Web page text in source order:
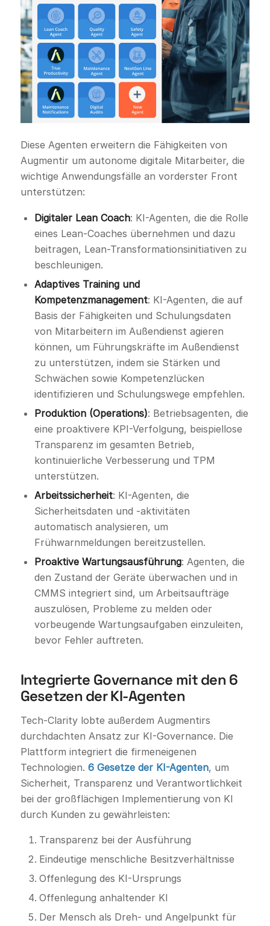
Diese Agenten erweitern die Fähigkeiten von
Augmentir um autonome digitale Mitarbeiter, die
wichtige Anwendungsfälle an vorderster Front
unterstützen:
Digitaler Lean Coach: KI-Agenten, die die Rolle
eines Lean-Coaches übernehmen und dazu
beitragen, Lean-Transformationsinitiativen zu
beschleunigen.
Adaptives Training und
Kompetenzmanagement: KI-Agenten, die auf
Basis der Fähigkeiten und Schulungsdaten
von Mitarbeitern im Außendienst agieren
können, um Führungskräfte im Außendienst
zu unterstützen, indem sie Stärken und
Schwächen sowie Kompetenzlücken
identifizieren und Schulungswege empfehlen.
Produktion (Operations): Betriebsagenten, die
eine proaktivere KPI-Verfolgung, beispiellose
Transparenz im gesamten Betrieb,
kontinuierliche Verbesserung und TPM
unterstützen.
Arbeitssicherheit: KI-Agenten, die
Sicherheitsdaten und -aktivitäten
automatisch analysieren, um
Frühwarnmeldungen bereitzustellen.
Proaktive Wartungsausführung: Agenten, die
den Zustand der Geräte überwachen und in
CMMS integriert sind, um Arbeitsaufträge
auszulösen, Probleme zu melden oder
vorbeugende Wartungsaufgaben einzuleiten,
bevor Fehler auftreten.
Integrierte Governance mit den 6
Gesetzen der KI-Agenten
Tech-Clarity lobte außerdem Augmentirs
durchdachten Ansatz zur KI-Governance. Die
Plattform integriert die firmeneigenen
Technologien. 6 Gesetze der KI-Agenten, um
Sicherheit, Transparenz und Verantwortlichkeit
bei der großflächigen Implementierung von KI
durch Kunden zu gewährleisten:
Transparenz bei der Ausführung
Eindeutige menschliche Besitzverhältnisse
Offenlegung des KI-Ursprungs
Offenlegung anhaltender KI
Der Mensch als Dreh- und Angelpunkt für